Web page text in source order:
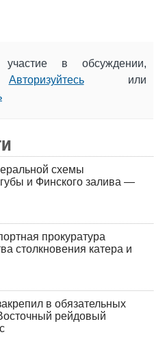
в обсуждении,
Авторизуйтесьили
схемы
и Финского залива —
прокуратура
столкновения катера и
в обязательных
рейдовый